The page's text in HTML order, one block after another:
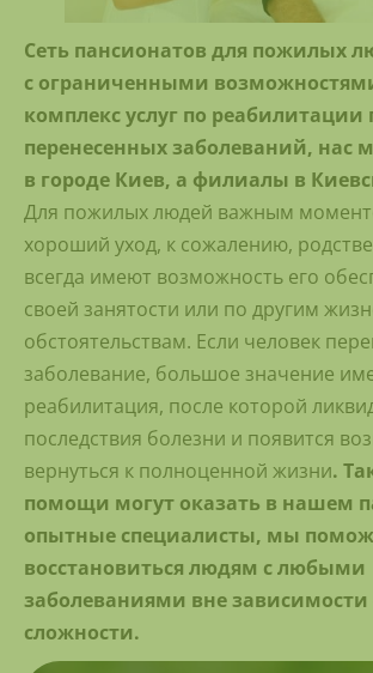
Сеть пансионатов для пожилых
с ограниченными
комплекс услуг по реабилитации
перенесенных заболеваний, нас
в городе Киев, а филиалы в
Для пожилых людей важным
хороший уход, к сожалению,
всегда имеют возможность его
своей занятости или по другим
обстоятельствам. Если человек
заболевание, большое значение
реабилитация, после которой
последствия болезни и появится
вернуться к полноценной жизни.
помощи могут оказать в нашем
опытные специалисты, мы
восстановиться людям с любыми
заболеваниями вне зависимости
сложности.